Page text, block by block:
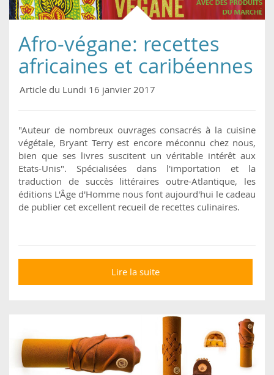
Afro-végane: recettes
africaines et caribéennes
Article du Lundi 16 janvier 2017
"Auteur de nombreux ouvrages consacrés à la cuisine
végétale, Bryant Terry est encore méconnu chez nous,
bien que ses livres suscitent un véritable intérêt aux
Etats-Unis". Spécialisées dans l'importation et la
traduction de succès littéraires outre-Atlantique, les
éditions L'Âge d'Homme nous font aujourd'hui le cadeau
de publier cet excellent recueil de recettes culinaires.
Lire la suite
recettes africaines et